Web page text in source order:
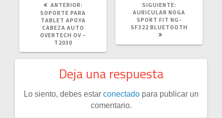
ANTERIOR:
ANTERIOR:
SOPORTE PARA
TABLET APOYA
CABEZA AUTO
OVERTECH OV –
T2030
SIGUIENTE:
POST:
AURICULAR NOGA
SPORT FIT NG-
SF322 BLUETOOTH
Deja una respuesta
Lo siento, debes estar conectadopara publicar un
comentario.